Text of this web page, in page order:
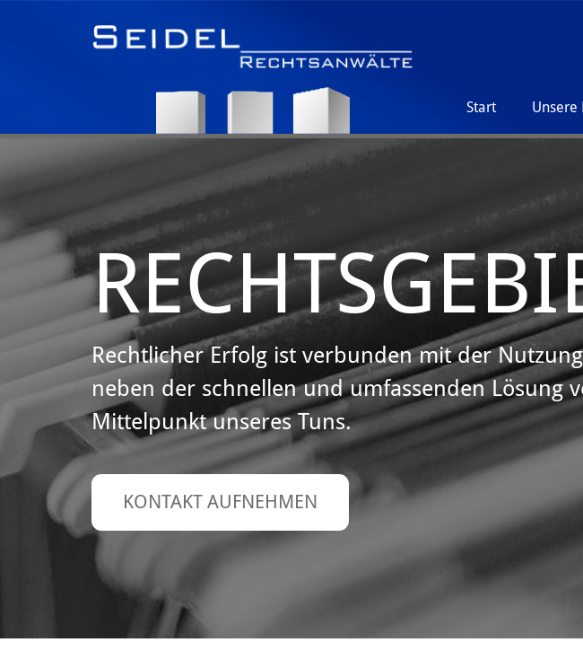
Start Unsere
Rechtlicher Erfolg ist verbunden mit der
neben der schnellen und umfassenden Lösung
Mittelpunkt unseres Tuns.
KONTAKT AUFNEHMEN